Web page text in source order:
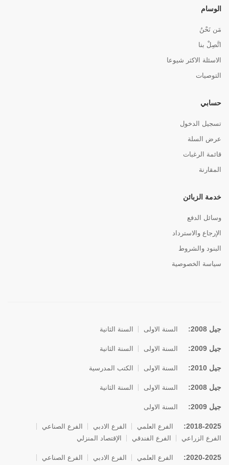
الوسام
مَن نَحْنُ
اتَّصِلْ بنا
الاسئلة الاكثر شيوعا
التوصيات
حسابي
تسجيل الدخول
عرض السلة
قائمة الرغبات
المقارنة
خدمة الزبائن
وسائل الدفع
الإرجاع والاسترداد
البنود والشروط
سياسة الخصوصية
جيل 2008: السنة الاولى السنة الثانية
جيل 2009: السنة الاولى السنة الثانية
جيل 2010: السنة الاولى الكتب المدرسية
جيل 2008: السنة الاولى السنة الثانية
جيل 2009: السنة الاولى
2018-2025: الفرع العلمي الفرع الادبي
الفرع الصناعي
الفرع الزراعي
الفرع الفندقي الإقتصاد المنزلي
2020-2025: الفرع العلمي الفرع الادبي
الفرع الصناعي